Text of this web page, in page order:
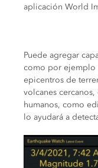
aplicación World
Puede agregar
como por ejemplo
epicentros de
volcanes
humanos, como
lo ayudará a